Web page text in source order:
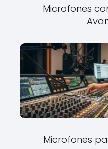
Microfones
Microfones